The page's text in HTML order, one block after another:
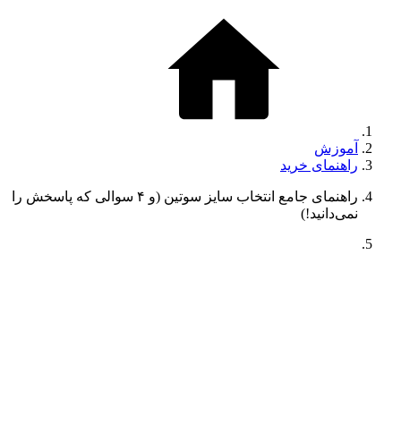
آموزش
راهنمای خرید
راهنمای جامع انتخاب سایز سوتین (و ۴ سوالی که پاسخش را
نمی‌دانید!)